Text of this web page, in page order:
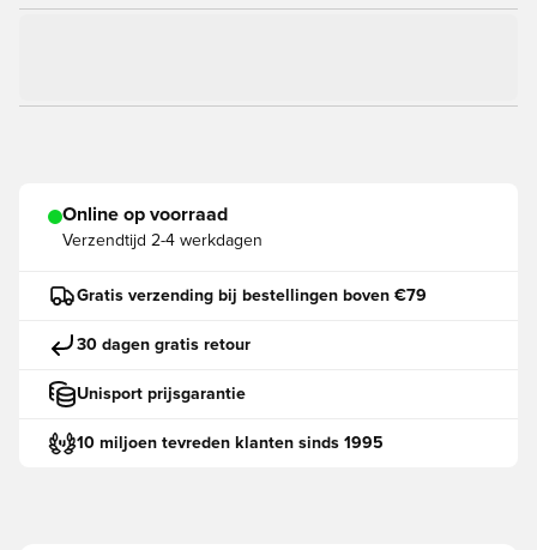
Online op voorraad
Verzendtijd 2-4 werkdagen
Gratis verzending bij bestellingen boven €79
30 dagen gratis retour
Unisport prijsgarantie
10 miljoen tevreden klanten sinds 1995